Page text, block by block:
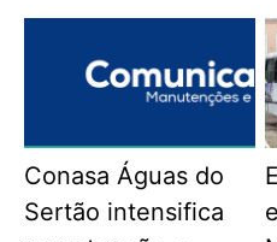
Conasa Águas do
Sertão intensifica